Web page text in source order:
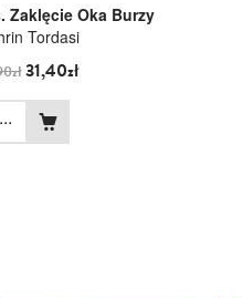
Zaklęcie Oka Burzy
Tordasi
31,40zł
...